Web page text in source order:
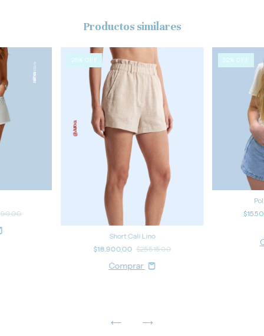
Productos similares
26% OFF
Short Cali Lino
$18.900,00 $25.515,00
Comprar
52%OFF